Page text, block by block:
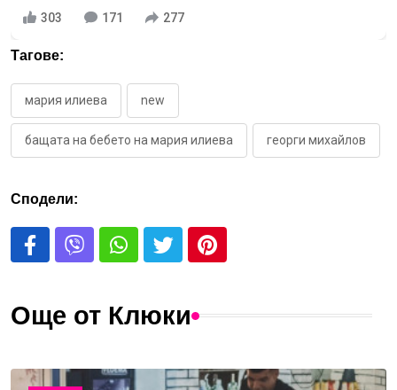
303 171 277
Тагове:
мария илиева new
бащата на бебето на мария илиева георги михайлов
Сподели:
Още от Клюки